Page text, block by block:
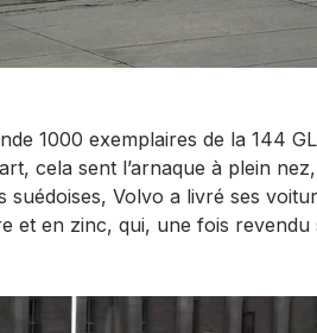
1000 exemplaires de la 144
cela sent l’arnaque à plein nez,
suédoises, Volvo a livré ses
et en zinc, qui, une fois